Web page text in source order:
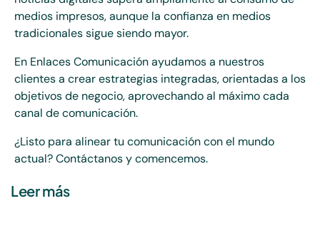
medios impresos, aunque la confianza en medios
tradicionales sigue siendo mayor.
En Enlaces Comunicación ayudamos a nuestros
clientes a crear estrategias integradas, orientadas a los
objetivos de negocio, aprovechando al máximo cada
canal de comunicación.
¿Listo para alinear tu comunicación con el mundo
actual? Contáctanos y comencemos.
Leer más